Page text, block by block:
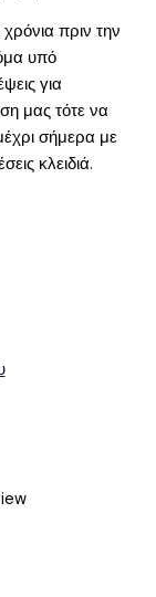
πριν την
υπό
για
μας τότε να
σήμερα με
κλειδιά.